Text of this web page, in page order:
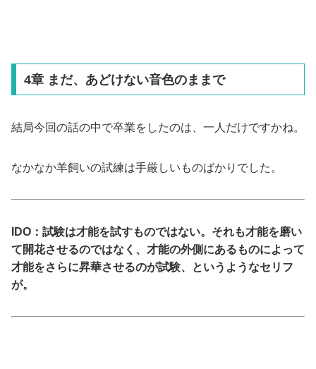
4章 まだ、あどけない音色のままで
結局今回の話の中で卒業をしたのは、一人だけですかね。
なかなか羊飼いの試練は手厳しいものばかりでした。
IDO：試験は才能を試すものではない。それも才能を磨い
て開花させるのではなく、才能の外側にあるものによって
才能をさらに昇華させるのが試験、というようなセリフ
が。